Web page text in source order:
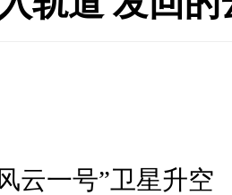
一号”卫星升空